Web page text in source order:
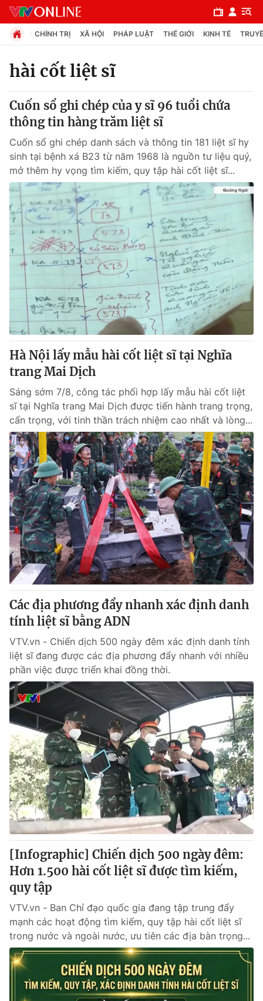
Chuyên mục
Chính trị
Xã hội
Pháp luật
Y tế
Thế giới
Tin tức
Thế giới đó đây
Câu chuyện quốc tế
Kinh tế
Tài chính
Thị trường
Góc doanh nghiệp
Dữ liệu và đời sống
Truyền hình
Phim VTV
Hậu trường
Nhân vật
Khán giả
Giải sao mai
Giải trí
Điện ảnh
Âm nhạc
Sao
Đời sống
Du lịch
Làm đẹp
Chất lượng cuộc sống
Giáo dục
Tuyển sinh
Học trực tuyến
Công nghệ
Hitech Công nghệ tương lai
Sản phẩm
Thị trường
Tư vấn
Giao lưu trực tuyến
Lịch phát sóng
Chuyên mục khác
Emagazine Podcast
Photo Infographic
Video Shorts video
VTV Money VTV Thể thao
VTV Sức khoẻ Bất động sản
Thị trường 24h Tấm lòng Việt
VTV4 Vươn mình bằng AI
VTV9 VTV8
Liên hệ tòa soạn
THỜI BÁO VTV
Theo dõi báo trên
CHÍNH TRỊ XÃ HỘI PHÁP LUẬT THẾ GIỚI KINH TẾ
hài cốt liệt sĩ
Cuốn sổ ghi chép của y sĩ 96 tuổi chứa
thông tin hàng trăm liệt sĩ
Cuốn sổ ghi chép danh sách và thông tin 181 liệt sĩ hy
sinh tại bệnh xá B23 từ năm 1968 là nguồn tư liệu quý,
mở thêm hy vọng tìm kiếm, quy tập hài cốt liệt sĩ...
Hà Nội lấy mẫu hài cốt liệt sĩ tại Nghĩa
trang Mai Dịch
Sáng sớm 7/8, công tác phối hợp lấy mẫu hài cốt liệt
sĩ tại Nghĩa trang Mai Dịch được tiến hành trang trọng,
cẩn trọng, với tinh thần trách nhiệm cao nhất và lòng...
Các địa phương đẩy nhanh xác định danh
tính liệt sĩ bằng ADN
VTV.vn - Chiến dịch 500 ngày đêm xác định danh tính
liệt sĩ đang được các địa phương đẩy nhanh với nhiều
phần việc được triển khai đồng thời.
[Infographic] Chiến dịch 500 ngày đêm:
Hơn 1.500 hài cốt liệt sĩ được tìm kiếm,
quy tập
VTV.vn - Ban Chỉ đạo quốc gia đang tập trung đẩy
mạnh các hoạt động tìm kiếm, quy tập hài cốt liệt sĩ
trong nước và ngoài nước, ưu tiên các địa bàn trọng...